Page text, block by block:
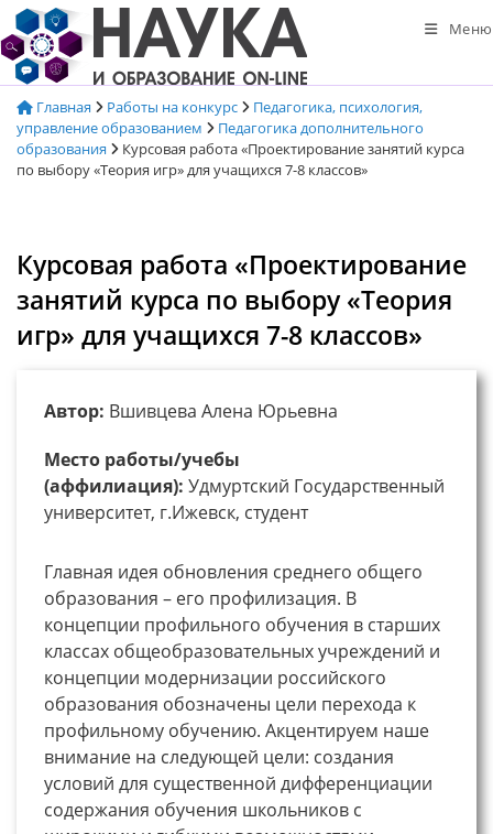
Перейти
к
содержимому
Меню
Главная Работы на конкурс
Педагогика, психология,
управление образованием
Педагогика дополнительного
образования
Курсовая работа «Проектирование занятий курса
по выбору «Теория игр» для учащихся 7-8 классов»
Курсовая работа «Проектирование
занятий курса по выбору «Теория
игр» для учащихся 7-8 классов»
Автор: Вшивцева Алена Юрьевна
Место работы/учебы
(аффилиация): Удмуртский Государственный
университет, г.Ижевск, студент
Главная идея обновления среднего общего
образования – его профилизация. В
концепции профильного обучения в старших
классах общеобразовательных учреждений и
концепции модернизации российского
образования обозначены цели перехода к
профильному обучению. Акцентируем наше
внимание на следующей цели: создания
условий для существенной дифференциации
содержания обучения школьников с